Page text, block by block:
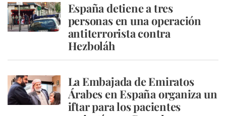
España detiene a tres
personas en una operación
antiterrorista contra
Hezboláh
La Embajada de Emiratos
Árabes en España organiza un
iftar para los pacientes